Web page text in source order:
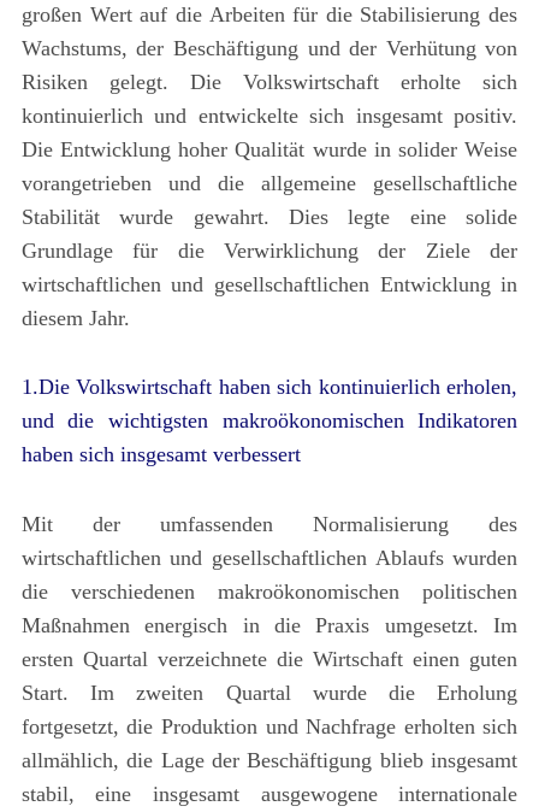
großen Wert auf die Arbeiten für die Stabilisierung des
Wachstums, der Beschäftigung und der Verhütung von
Risiken gelegt. Die Volkswirtschaft erholte sich
kontinuierlich und entwickelte sich insgesamt positiv.
Die Entwicklung hoher Qualität wurde in solider Weise
vorangetrieben und die allgemeine gesellschaftliche
Stabilität wurde gewahrt. Dies legte eine solide
Grundlage für die Verwirklichung der Ziele der
wirtschaftlichen und gesellschaftlichen Entwicklung in
diesem Jahr.
1.Die Volkswirtschaft haben sich kontinuierlich erholen,
und die wichtigsten makroökonomischen Indikatoren
haben sich insgesamt verbessert
Mit der umfassenden Normalisierung des
wirtschaftlichen und gesellschaftlichen Ablaufs wurden
die verschiedenen makroökonomischen politischen
Maßnahmen energisch in die Praxis umgesetzt. Im
ersten Quartal verzeichnete die Wirtschaft einen guten
Start. Im zweiten Quartal wurde die Erholung
fortgesetzt, die Produktion und Nachfrage erholten sich
allmählich, die Lage der Beschäftigung blieb insgesamt
stabil, eine insgesamt ausgewogene internationale